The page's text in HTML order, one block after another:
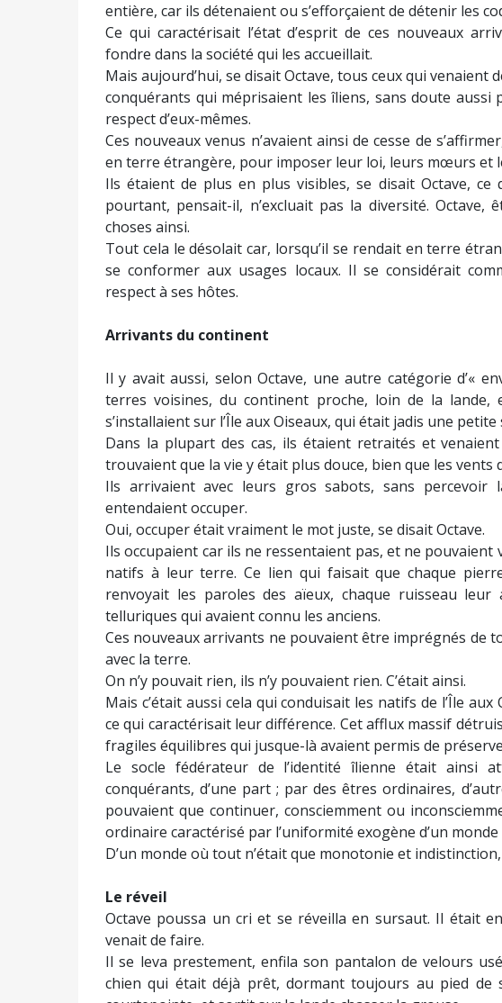
entière, car ils détenaient ou s’efforçaient de détenir les
Ce qui caractérisait l’état d’esprit de ces nouveaux
fondre dans la société qui les accueillait.
Mais aujourd’hui, se disait Octave, tous ceux qui
conquérants qui méprisaient les îliens, sans doute aussi
respect d’eux-mêmes.
Ces nouveaux venus n’avaient ainsi de cesse de
en terre étrangère, pour imposer leur loi, leurs mœurs et
Ils étaient de plus en plus visibles, se disait Octave,
pourtant, pensait-il, n’excluait pas la diversité. Octave,
choses ainsi.
Tout cela le désolait car, lorsqu’il se rendait en terre
se conformer aux usages locaux. Il se considérait
respect à ses hôtes.
Arrivants du continent
Il y avait aussi, selon Octave, une autre catégorie d’«
terres voisines, du continent proche, loin de la
s’installaient sur l’Île aux Oiseaux, qui était jadis une
Dans la plupart des cas, ils étaient retraités et
trouvaient que la vie y était plus douce, bien que les vents
Ils arrivaient avec leurs gros sabots, sans percevoir
entendaient occuper.
Oui, occuper était vraiment le mot juste, se disait Octave.
Ils occupaient car ils ne ressentaient pas, et ne
natifs à leur terre. Ce lien qui faisait que chaque
renvoyait les paroles des aïeux, chaque ruisseau
telluriques qui avaient connu les anciens.
Ces nouveaux arrivants ne pouvaient être imprégnés de
avec la terre.
On n’y pouvait rien, ils n’y pouvaient rien. C’était ainsi.
Mais c’était aussi cela qui conduisait les natifs de l’Île
ce qui caractérisait leur différence. Cet afflux massif
fragiles équilibres qui jusque-là avaient permis de
Le socle fédérateur de l’identité îlienne était ainsi
conquérants, d’une part ; par des êtres ordinaires,
pouvaient que continuer, consciemment ou
ordinaire caractérisé par l’uniformité exogène d’un
D’un monde où tout n’était que monotonie et
Le réveil
Octave poussa un cri et se réveilla en sursaut. Il était
venait de faire.
Il se leva prestement, enfila son pantalon de velours
chien qui était déjà prêt, dormant toujours au pied de